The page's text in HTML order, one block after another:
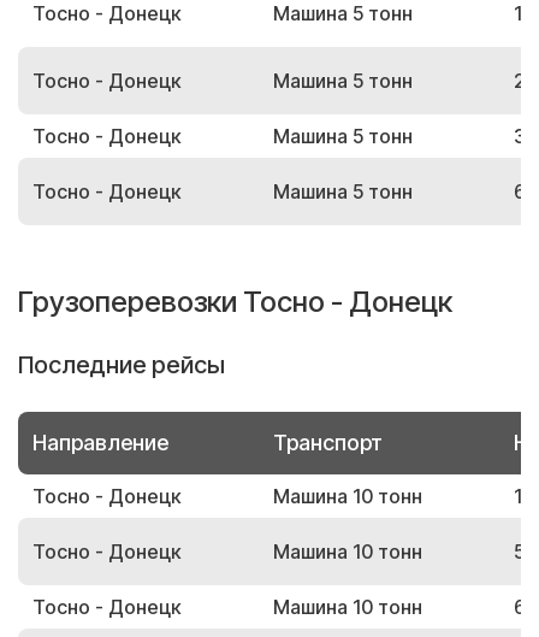
Тосно - Донецк Машина 5 тонн
Тосно - Донецк Машина 5 тонн
Тосно - Донецк Машина 5 тонн
Тосно - Донецк Машина 5 тонн
Грузоперевозки Тосно - Донецк
Последние рейсы
Направление Транспорт
Тосно - Донецк Машина 10 тонн
Тосно - Донецк Машина 10 тонн
Тосно - Донецк Машина 10 тонн